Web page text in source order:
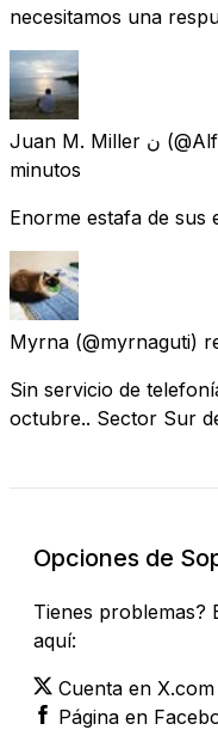
necesitamos una
Juan M. Miller ن
minutos
Enorme estafa de sus
Myrna (@myrnaguti)
Sin servicio de
octubre.. Sector Sur
Opciones de
Tienes problemas?
aquí:
Cuenta en X.com
Página en